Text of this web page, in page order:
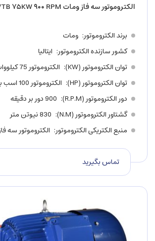
الکتروموتور سه فاز ومات VTB ۷۵KW ۹۰۰ RPM
برند الکتروموتور ومات
کشور سازنده الکتروموتور ایتالیا
توان الکتروموتور (KW)
الکتروموتور 75 کیلووات
توان الکتروموتور (HP)
الکتروموتور 100 اسب بخار
دور الکتروموتور (R.P.M)
900 دور بر دقیقه
گشتاور الکتروموتور (N.M)
830 نیوتن متر
منبع الکتریکی الکتروموتور الکتروموتور سه
تماس بگیرید